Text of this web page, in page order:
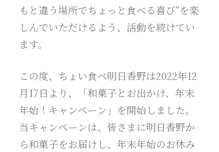
もと違う場所でちょっと食べる喜び”を楽
しんでいただけるよう、活動を続けてい
ます。
この度、ちょい食べ明日香野は2022年12
月17日より、「和菓子とお出かけ、年末
年始！キャンペーン」を開始しました。
当キャンペーンは、皆さまに明日香野か
ら和菓子をお届けし、年末年始のお休み